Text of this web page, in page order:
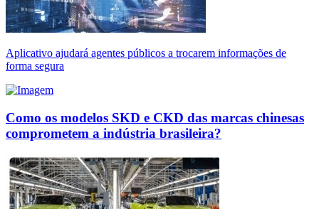
Aplicativo ajudará agentes públicos a trocarem informações de
forma segura
Como os modelos SKD e CKD das marcas chinesas
comprometem a indústria brasileira?